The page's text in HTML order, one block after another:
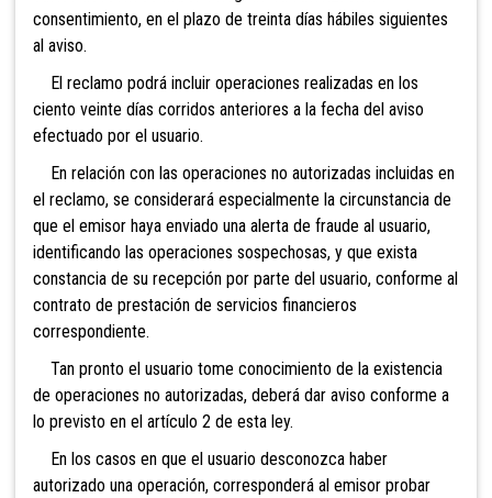
consentimiento, en el plazo de treinta días hábiles siguientes
al aviso.
El reclamo podrá incluir operaciones realizadas en los
ciento veinte días corridos anteriores a la fecha del aviso
efectuado por el usuario.
En relación con las operaciones no autorizadas incluidas en
el reclamo, se considerará especialmente la circunstancia de
que el emisor haya enviado una alerta de fraude al usuario,
identificando las operaciones sospechosas, y que exista
constancia de su recepción por parte del usuario, conforme al
contrato de prestación de servicios financieros
correspondiente.
Tan pronto el usuario tome conocimiento de la existencia
de operaciones no autorizadas, deberá dar aviso conforme a
lo previsto en el artículo 2 de esta ley.
En los casos en que el usuario desconozca haber
autorizado una operación, corresponderá al emisor probar